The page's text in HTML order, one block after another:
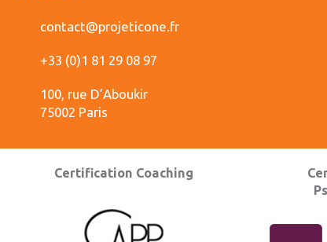
contact@projeticone.fr
+33 (0)1 81 29 08 97
100, rue D’Aboukir
75002 Paris
Certification Coaching